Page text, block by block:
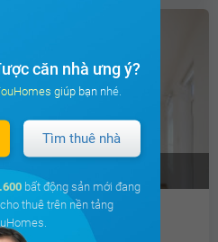
căn nhà ưng ý?
giúp bạn nhé.
Tìm thuê nhà
bất động sản mới đang
thuê trên nền tảng